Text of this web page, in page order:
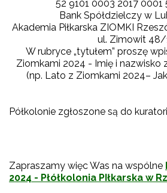
52 9101 0003 2017 0001
Bank Spółdzielczy w
Akademia Piłkarska ZIOMKI
ul. Zimowit 48/
W rubryce „tytułem” proszę
Ziomkami 2024 - Imię i nazwisko
(np. Lato z Ziomkami 2024–
Półkolonie zgłoszone są do
Zapraszamy więc Was na wspólne
2024 - Płółkolonia PIłkarska w